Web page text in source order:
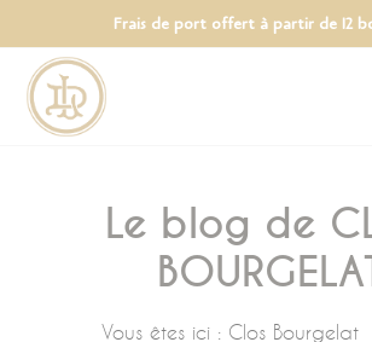
Frais de port offert à partir de 12
Le blog de
Vous êtes ici : Clos Bourgelat
Panneau de gestion des cookies